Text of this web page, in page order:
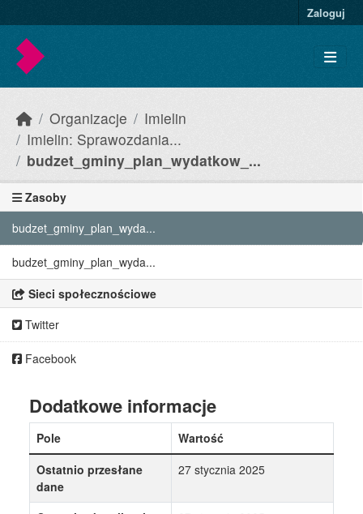
Zaloguj
Organizacje
Imielin
Imielin: Sprawozdania...
budzet_gminy_plan_wydatkow_...
Zasoby
budzet_gminy_plan_wyda...
budzet_gminy_plan_wyda...
Sieci społecznościowe
Twitter
Facebook
Dodatkowe informacje
Pole
Wartość
Ostatnio przesłane
dane
27 stycznia 2025